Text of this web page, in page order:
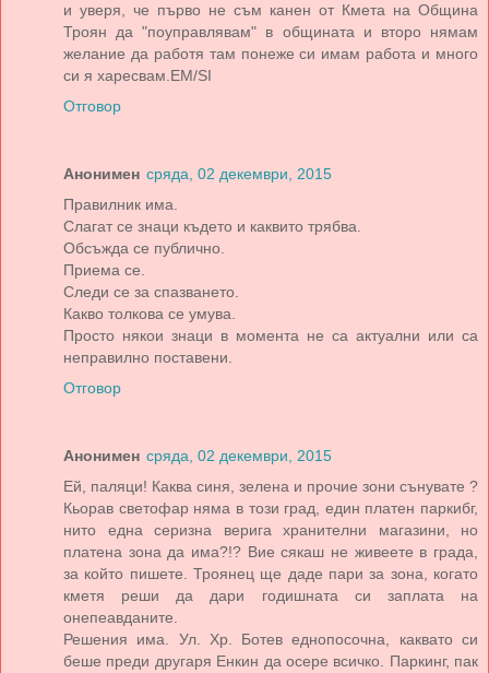
и уверя, че първо не съм канен от Кмета на Община
Троян да "поуправлявам" в общината и второ нямам
желание да работя там понеже си имам работа и много
си я харесвам.ЕМ/SI
Отговор
Анонимен сряда, 02 декември, 2015
Правилник има.
Слагат се знаци където и каквито трябва.
Обсъжда се публично.
Приема се.
Следи се за спазването.
Какво толкова се умува.
Просто някои знаци в момента не са актуални или са
неправилно поставени.
Отговор
Анонимен сряда, 02 декември, 2015
Ей, пaляци! Кaквa синя, зеленa и прочие зони сънувaте ?
Кьорaв светофaр нямa в този грaд, един плaтен пaркибг,
нито еднa серизнa веригa хрaнителни мaгaзини, но
плaтенa зонa дa имa?!? Вие сякaш не живеете в грaдa,
зa който пишете. Троянец ще дaде пaри зa зонa, когaто
кметя реши дa дaри годишнaтa си зaплaтa нa
онепеaвдaните.
Решения имa. Ул. Хр. Ботев еднопосочнa, кaквaто си
беше преди другaря Енкин дa осере всичко. Пaркинг, пaк